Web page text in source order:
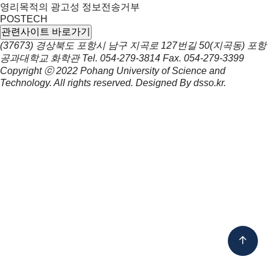
영리목적의 광고성 정보전송거부
POSTECH
관련사이트 바로가기
(37673) 경상북도 포항시 남구 지곡로 127번길 50(지곡동) 포항
공과대학교 화학관 Tel. 054-279-3814 Fax. 054-279-3399
Copyright ⓒ 2022 Pohang University of Science and
Technology. All rights reserved. Designed Bydsso.kr.